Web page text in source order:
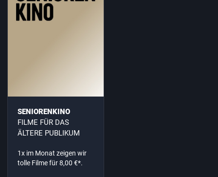
SENIORENKINO
FILME FÜR DAS
ÄLTERE PUBLIKUM
1x im Monat zeigen wir
tolle Filme für 8,00 €*.